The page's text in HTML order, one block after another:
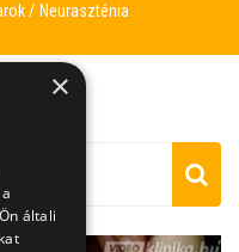
Neuraszténia
×
általi